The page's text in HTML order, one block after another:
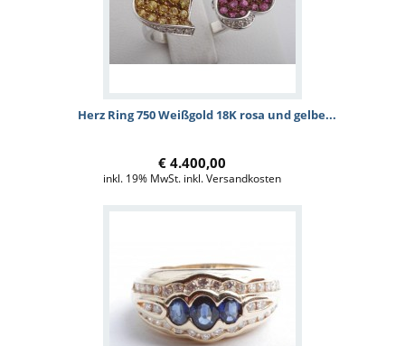
Herz Ring 750 Weißgold 18K rosa und gelbe...
€ 4.400,00
inkl. 19% MwSt. inkl. Versandkosten